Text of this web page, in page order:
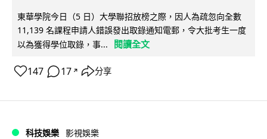
東華學院今日（5 日）大學聯招放榜之際，因人為疏忽向全數
11,139 名課程申請人錯誤發出取錄通知電郵，令大批考生一度
以為獲得學位取錄，事...
閱讀全文
147 17 ↗ 分享
科技娛樂 影視娛樂